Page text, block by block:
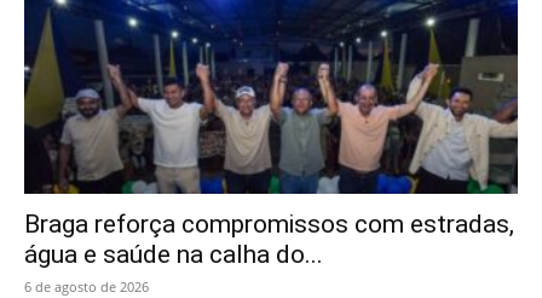
Braga reforça compromissos com estradas,
água e saúde na calha do...
6 de agosto de 2026